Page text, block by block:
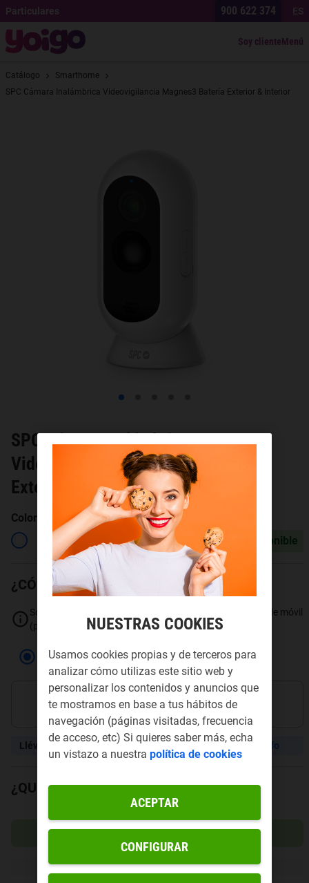
Particulares 900 622 374 ES
Soy clienteMenú
Catálogo
Smarthome
SPC Cámara Inalámbrica Videovigilancia Magnes3 Batería Exterior & Interior
SPC Cámara Inalámbrica
Videovigilancia Magnes3 Batería
Exterior & Interior
Color
blanco
Disponible
¿CÓMO QUIERES PAGAR?
Solo podrás pagar en 24 plazos si conservas tu número de móvil
(portabilidad).
24 plazos Pago único
3 ,50 € /mes
x24 meses
Llévatelo por menos por entregar tu móvil antiguo. Más info
¿QUÉ TARIFA NECESITAS?
SELECCIONAR Y CONTINUAR
Permanencia24meses
NUESTRAS COOKIES
Usamos cookies propias y de terceros para
analizar cómo utilizas este sitio web y
personalizar los contenidos y anuncios que
te mostramos en base a tus hábitos de
navegación (páginas visitadas, frecuencia
de acceso, etc) Si quieres saber más, echa
un vistazo a nuestra política de cookies
ACEPTAR
CONFIGURAR